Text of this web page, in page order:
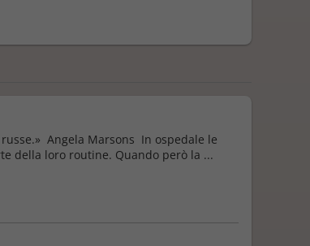
Angela Marsons In ospedale le
della loro routine. Quando però la ...